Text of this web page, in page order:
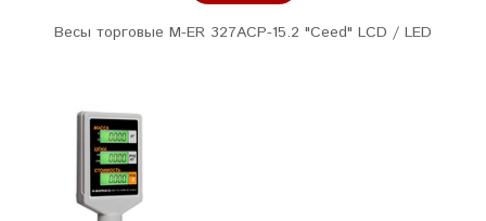
Весы торговые M-ER 327ACP-15.2 "Ceed" LCD / LED